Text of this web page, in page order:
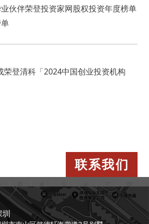
伙伴荣登投资家网股权投资年度榜单
荣登清科「2024中国创业投资机构
联系我们
圳